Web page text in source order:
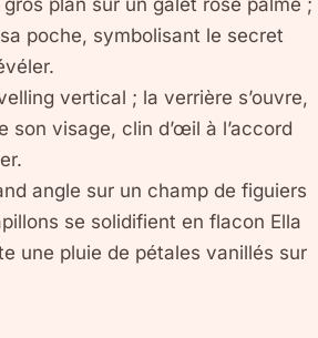
poche, symbolisant le secret
vertical ; la verrière s’ouvre,
son visage, clin d’œil à l’accord
angle sur un champ de figuiers
se solidifient en flacon Ella
une pluie de pétales vanillés sur